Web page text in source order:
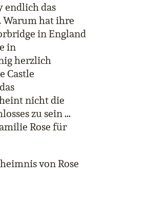
endlich das
Warum hat ihre
in England
in
herzlich
Castle
nicht die
zu sein …
Rose für
von Rose